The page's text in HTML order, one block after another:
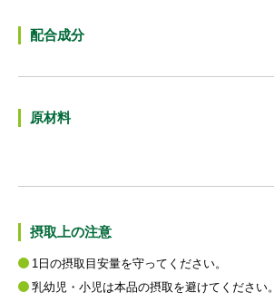
配合成分
原材料
摂取上の注意
1⽇の摂取⽬安量を守ってください。
乳幼児・⼩児は本品の摂取を避けてください。